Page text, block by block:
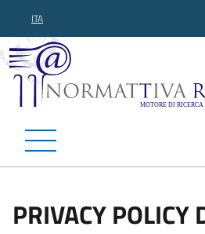
ITA
Normattiva
PRIVACY POLICY